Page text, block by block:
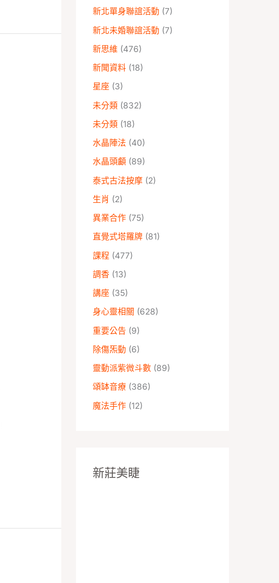
新北單身聯誼活動 (7)
新北未婚聯誼活動 (7)
新思維 (476)
新聞資料 (18)
星座 (3)
未分類 (832)
未分類 (18)
水晶陣法 (40)
水晶頭顱 (89)
泰式古法按摩 (2)
生肖 (2)
異業合作 (75)
直覺式塔羅牌 (81)
課程 (477)
調香 (13)
講座 (35)
身心靈相關 (628)
重要公告 (9)
除傷炁動 (6)
靈動派紫微斗數 (89)
頌缽音療 (386)
魔法手作 (12)
新莊美睫